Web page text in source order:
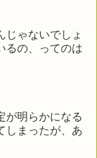
じゃないでしょ
るの、ってのは
が明らかになる
しまったが、あ